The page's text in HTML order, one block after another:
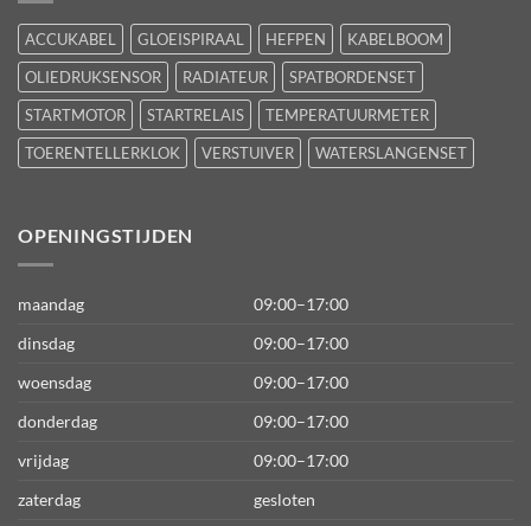
ACCUKABEL GLOEISPIRAAL HEFPEN
KABELBOOM
OLIEDRUKSENSOR
RADIATEUR
SPATBORDENSET
STARTMOTOR
STARTRELAIS
TEMPERATUURMETER
TOERENTELLERKLOK
VERSTUIVER WATERSLANGENSET
OPENINGSTIJDEN
maandag
09:00–17:00
dinsdag
09:00–17:00
woensdag
09:00–17:00
donderdag
09:00–17:00
vrijdag
09:00–17:00
zaterdag
gesloten